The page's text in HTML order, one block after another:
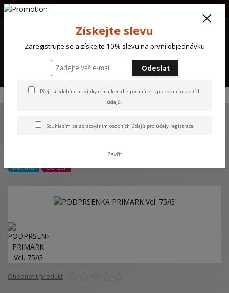
PŘI OBJEDNÁVCE NAD 1000Kč POŠTOVNÉ ZDARMA !!!!
(Po-So) 10 - 18 hod.
0 Kč
NOVINKY PODPRSENKA PRIMARK Vel. 75/G
PODPRSENKA PRIMARK Vel.
Novinka OUTLET
Ohodnotit produkt
Získejte slevu
Zaregistrujte se a získejte 10% slevu na první objednávku
Odeslat
Přeji si odebírat novinky e-mailem dle podmínek zpracování osobních
údajů.
Souhlasím se zpracováním osobních údajů pro účely registrace.
Zavřít